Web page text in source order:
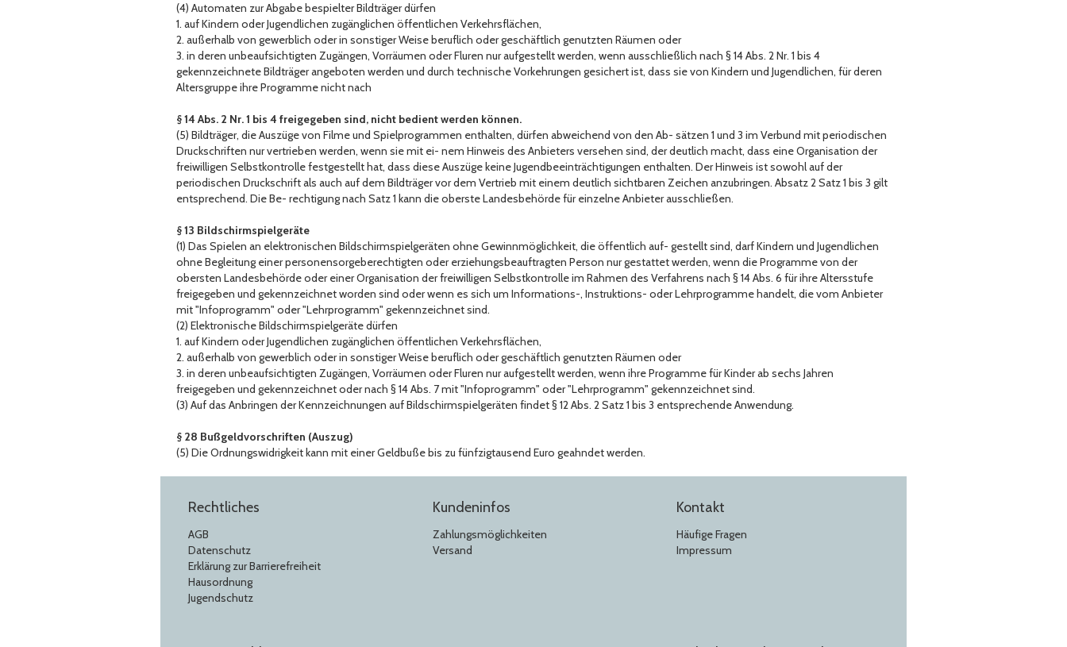
(4) Automaten zur Abgabe bespielter Bildträger dürfen
1. auf Kindern oder Jugendlichen zugänglichen öffentlichen Verkehrsflächen,
2. außerhalb von gewerblich oder in sonstiger Weise beruflich oder geschäftlich genutzten Räumen oder
3. in deren unbeaufsichtigten Zugängen, Vorräumen oder Fluren nur aufgestellt werden, wenn ausschließlich nach § 14 Abs. 2 Nr. 1 bis 4
gekennzeichnete Bildträger angeboten werden und durch technische Vorkehrungen gesichert ist, dass sie von Kindern und Jugendlichen, für deren
Altersgruppe ihre Programme nicht nach
§ 14 Abs. 2 Nr. 1 bis 4 freigegeben sind, nicht bedient werden können.
(5) Bildträger, die Auszüge von Filme und Spielprogrammen enthalten, dürfen abweichend von den Ab- sätzen 1 und 3 im Verbund mit periodischen
Druckschriften nur vertrieben werden, wenn sie mit ei- nem Hinweis des Anbieters versehen sind, der deutlich macht, dass eine Organisation der
freiwilligen Selbstkontrolle festgestellt hat, dass diese Auszüge keine Jugendbeeinträchtigungen enthalten. Der Hinweis ist sowohl auf der
periodischen Druckschrift als auch auf dem Bildträger vor dem Vertrieb mit einem deutlich sichtbaren Zeichen anzubringen. Absatz 2 Satz 1 bis 3 gilt
entsprechend. Die Be- rechtigung nach Satz 1 kann die oberste Landesbehörde für einzelne Anbieter ausschließen.
§ 13 Bildschirmspielgeräte
(1) Das Spielen an elektronischen Bildschirmspielgeräten ohne Gewinnmöglichkeit, die öffentlich auf- gestellt sind, darf Kindern und Jugendlichen
ohne Begleitung einer personensorgeberechtigten oder erziehungsbeauftragten Person nur gestattet werden, wenn die Programme von der
obersten Landesbehörde oder einer Organisation der freiwilligen Selbstkontrolle im Rahmen des Verfahrens nach § 14 Abs. 6 für ihre Altersstufe
freigegeben und gekennzeichnet worden sind oder wenn es sich um Informations-, Instruktions- oder Lehrprogramme handelt, die vom Anbieter
mit "Infoprogramm" oder "Lehrprogramm" gekennzeichnet sind.
(2) Elektronische Bildschirmspielgeräte dürfen
1. auf Kindern oder Jugendlichen zugänglichen öffentlichen Verkehrsflächen,
2. außerhalb von gewerblich oder in sonstiger Weise beruflich oder geschäftlich genutzten Räumen oder
3. in deren unbeaufsichtigten Zugängen, Vorräumen oder Fluren nur aufgestellt werden, wenn ihre Programme für Kinder ab sechs Jahren
freigegeben und gekennzeichnet oder nach § 14 Abs. 7 mit "Infoprogramm" oder "Lehrprogramm" gekennzeichnet sind.
(3) Auf das Anbringen der Kennzeichnungen auf Bildschirmspielgeräten findet § 12 Abs. 2 Satz 1 bis 3 entsprechende Anwendung.
§ 28 Bußgeldvorschriften (Auszug)
(5) Die Ordnungswidrigkeit kann mit einer Geldbuße bis zu fünfzigtausend Euro geahndet werden.
Rechtliches
AGB
Datenschutz
Erklärung zur Barrierefreiheit
Hausordnung
Jugendschutz
Kundeninfos
Zahlungsmöglichkeiten
Versand
Kontakt
Häufige Fragen
Impressum